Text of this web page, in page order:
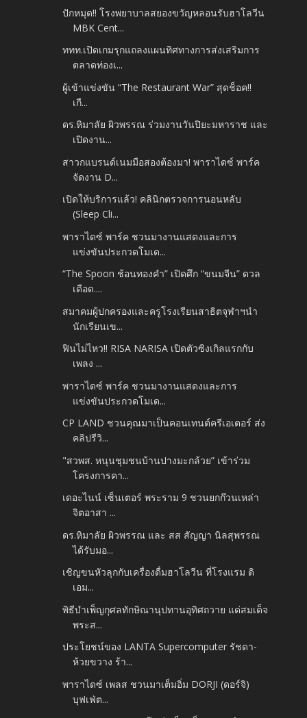
ปักหมุด!! โรงพยาบาลสยองขวัญหลอนรับฮาโลวีน
MBK Cent...
ททท.เปิดเกมรุกแถลงแผนทิศทางการส่งเสริมการ
ตลาดท่องเ...
ผู้เข้าแข่งขัน “The Restaurant War” สุดช็อค!!
เกื...
ดร.หิมาลัย ผิวพรรณ ร่วมงานวันปิยะมหาราช และ
เปิดงาน...
สาวกแบรนด์เนมมือสองต้องมา! พาราไดซ์ พาร์ค
จัดงาน D...
เปิดให้บริการแล้ว! คลินิกตรวจการนอนหลับ
(Sleep Cli...
พาราไดซ์ พาร์ค ชวนมางานแสดงและการ
แข่งขันประกวดโมเด...
“The Spoon ช้อนทองคำ” เปิดศึก “ขนมจีน” ดวล
เดือด....
สมาคมผู้ปกครองและครูโรงเรียนสาธิตจุฬาฯนำ
นักเรียนเข...
ฟินไม่ไหว!! RISA NARISA เปิดตัวซิงเกิลแรกกับ
เพลง ...
พาราไดซ์ พาร์ค ชวนมางานแสดงและการ
แข่งขันประกวดโมเด...
CP LAND ชวนคุณมาเป็นคอนเทนต์ครีเอเตอร์ ส่ง
คลิปรีวิ...
"สวพส. หนุนชุมชนบ้านปางมะกล้วย” เข้าร่วม
โครงการคา...
เดอะไนน์ เซ็นเตอร์ พระราม 9 ชวนยกก๊วนเหล่า
จิตอาสา ...
ดร.หิมาลัย ผิวพรรณ และ สส สัญญา นิลสุพรรณ
ได้รับมอ...
เชิญขนหัวลุกกับเครื่องดื่มฮาโลวีน ที่โรงแรม ดิ
เอม...
พิธีบำเพ็ญกุศลทักษิณานุปทานอุทิศถวาย แด่สมเด็จ
พระส...
ประโยชน์ของ LANTA Supercomputer รัชดา-
ห้วยขวาง ร้า...
พาราไดซ์ เพลส ชวนมาเต็มอิ่ม DORJI (ดอร์จิ)
บุฟเฟ่ต...